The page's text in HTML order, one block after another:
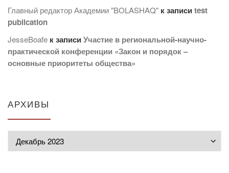
Главный редактор Академии "BOLASHAQ" к записиtest
publication
JesseBoafe к записиУчастие в региональной-научно-
практической конференции «Закон и порядок –
основные приоритеты общества»
АРХИВЫ